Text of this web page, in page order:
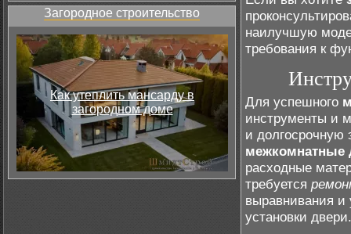
Загородное строительство
Как утеплить мансарду в
загородном доме
наилучшую
требования к
Для успешного
инструменты и
и
межкомнатные
расходные
требуется
выравнивания и
установки двери.